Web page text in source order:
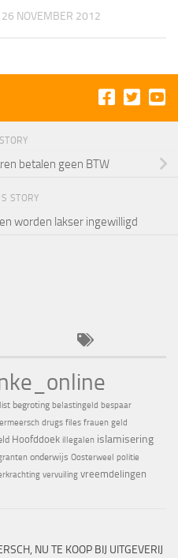
26 NOVEMBER 2012
betalen geen BTW
STORY
worden lakser ingewilligd
begroting belastingeld bespaar
drugs files frauen geld
Hoofddoek illegalen islamisering
onderwijs Oosterweel politie
vervuiling vreemdelingen
NU TE KOOP BIJ UITGEVERIJ